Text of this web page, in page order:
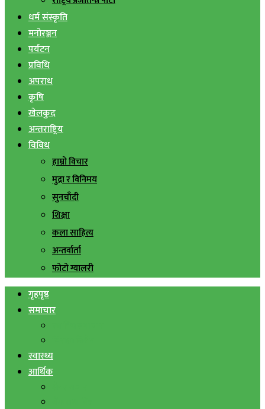
धर्म संस्कृति
मनोरञ्जन
पर्यटन
प्रविधि
अपराध
कृषि
खेलकुद
अन्तराष्ट्रिय
विविध
हाम्रो विचार
मुद्रा र विनिमय
सुनचाँदी
शिक्षा
कला साहित्य
अन्तर्वार्ता
फोटो ग्यालरी
गृहपृष्ठ
समाचार
स्वास्थ्य
आर्थिक